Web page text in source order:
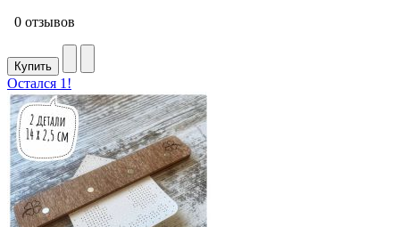
0 отзывов
Купить
Остался 1!